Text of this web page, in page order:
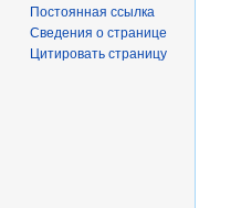
Постоянная ссылка
Сведения о странице
Цитировать страницу